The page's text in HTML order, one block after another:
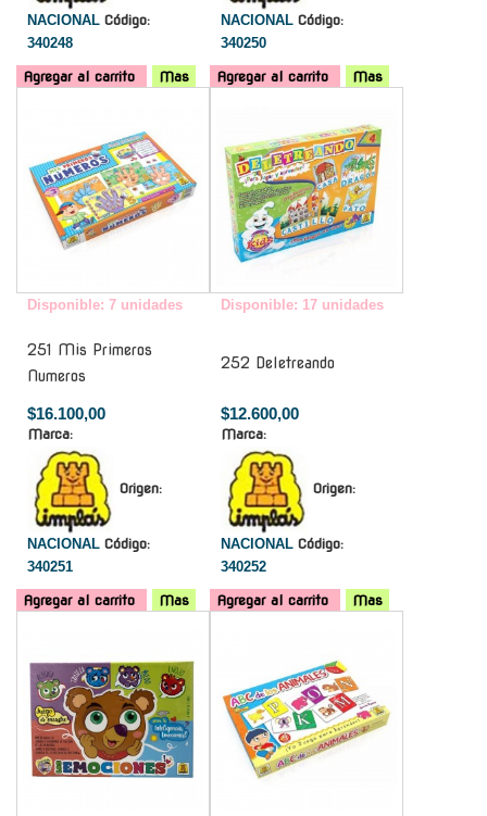
NACIONAL Código:
340248
Agregar al carrito Mas
NACIONAL Código:
340250
Agregar al carrito
Mas
Disponible: 7 unidades
251 Mis Primeros
Numeros
$16.100,00
Marca:
Origen:
NACIONAL Código:
340251
Agregar al carrito Mas
Disponible: 17 unidades
252 Deletreando
$12.600,00
Marca:
Origen:
NACIONAL Código:
340252
Agregar al carrito
Mas